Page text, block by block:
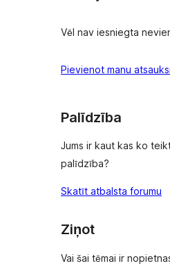
Vēl nav iesniegta
Pievienot manu
Palīdzība
Jums ir kaut kas ko
palīdzība?
Skatīt atbalsta forumu
Ziņot
Vai šai tēmai ir